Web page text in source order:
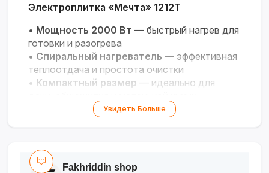
Электроплитка «Мечта» 1212Т
• Мощность 2000 Вт — быстрый нагрев для
готовки и разогрева
• Спиральный нагреватель — эффективная
теплоотдача и простота очистки
• Компактный размер — идеально для
Механическое управление
— надёжный
долговечность по российским стандартам
Увидеть Больше
Fakhriddin shop